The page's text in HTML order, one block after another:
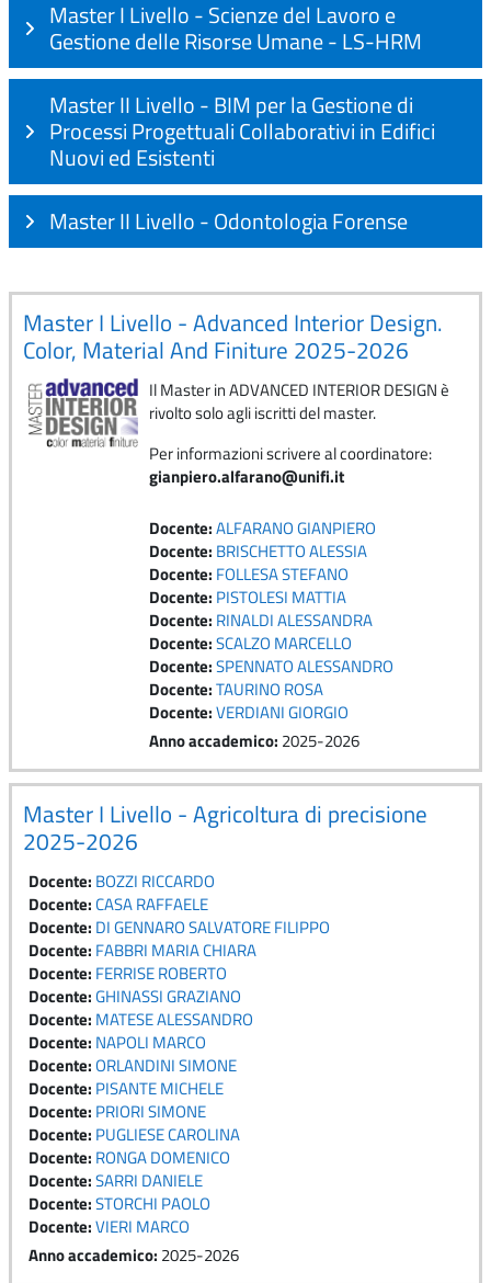
Master I Livello - Scienze del Lavoro e
Gestione delle Risorse Umane - LS-HRM
Master II Livello - BIM per la Gestione di
Processi Progettuali Collaborativi in Edifici
Nuovi ed Esistenti
Master II Livello - Odontologia Forense
Master I Livello - Advanced Interior Design.
Color, Material And Finiture 2025-2026
Il Master in ADVANCED INTERIOR DESIGN è
rivolto solo agli iscritti del master.
Per informazioni scrivere al coordinatore:
gianpiero.alfarano@unifi.it
Docente:ALFARANO GIANPIERO
Docente: BRISCHETTO ALESSIA
Docente: FOLLESA STEFANO
Docente: PISTOLESI MATTIA
Docente: RINALDI ALESSANDRA
Docente:SCALZO MARCELLO
Docente:SPENNATO ALESSANDRO
Docente:TAURINO ROSA
Docente:VERDIANI GIORGIO
Anno accademico: 2025-2026
Master I Livello - Agricoltura di precisione
2025-2026
Docente: BOZZI RICCARDO
Docente:CASA RAFFAELE
Docente: DI GENNARO SALVATORE FILIPPO
Docente: FABBRI MARIA CHIARA
Docente: FERRISE ROBERTO
Docente:GHINASSI GRAZIANO
Docente: MATESE ALESSANDRO
Docente: NAPOLI MARCO
Docente:ORLANDINI SIMONE
Docente: PISANTE MICHELE
Docente: PRIORI SIMONE
Docente: PUGLIESE CAROLINA
Docente: RONGA DOMENICO
Docente:SARRI DANIELE
Docente:STORCHI PAOLO
Docente:VIERI MARCO
Anno accademico: 2025-2026